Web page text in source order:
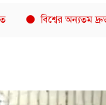
অন্যতম দ্রুত